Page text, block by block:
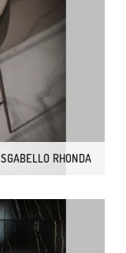
SGABELLO RHONDA